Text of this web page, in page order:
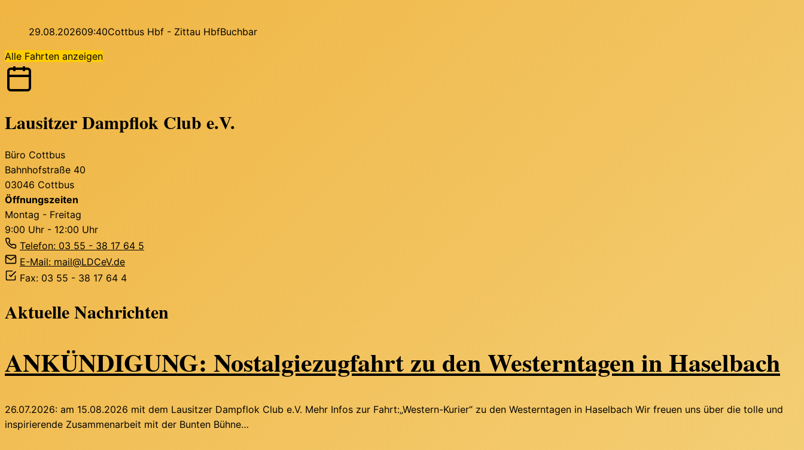
29.08.202609:40Cottbus Hbf - Zittau HbfBuchbar
Alle Fahrten anzeigen
Lausitzer Dampflok Club e.V.
Büro Cottbus
Bahnhofstraße 40
03046 Cottbus
Öffnungszeiten
Montag - Freitag
9:00 Uhr - 12:00 Uhr
Telefon: 03 55 - 38 17 64 5
E-Mail: mail@LDCeV.de
Fax: 03 55 - 38 17 64 4
Aktuelle Nachrichten
ANKÜNDIGUNG: Nostalgiezugfahrt zu den Westerntagen in Haselbach
26.07.2026: am 15.08.2026 mit dem Lausitzer Dampflok Club e.V. Mehr Infos zur Fahrt:„Western-Kurier“ zu den Westerntagen in Haselbach Wir freuen uns über die tolle und
inspirierende Zusammenarbeit mit der Bunten Bühne…